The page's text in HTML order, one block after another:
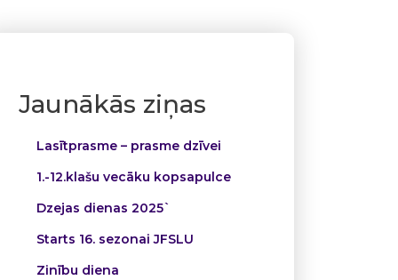
Jaunākās ziņas
Lasītprasme – prasme dzīvei
1.-12.klašu vecāku kopsapulce
Dzejas dienas 2025`
Starts 16. sezonai JFSLU
Zinību diena